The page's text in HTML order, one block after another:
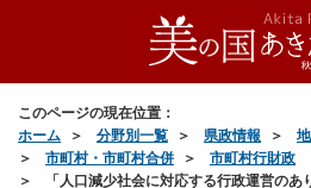
このページの現在位置：
ホーム
分野別一覧 県政情報
市町村・市町村合併
市町村行財政
「人口減少社会に対応する行政運営のあ